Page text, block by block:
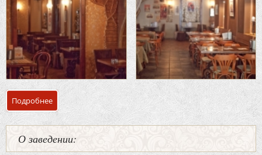
Подробнее о Банкетный зал кафе «Прокофий»
О заведении: